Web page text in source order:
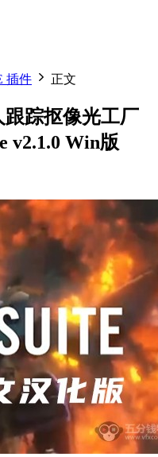
插件 正文
踪抠像光工厂
v2.1.0 Win版